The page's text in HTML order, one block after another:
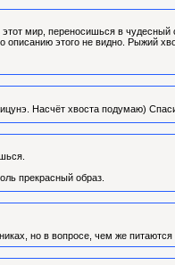
мир, переносишься в чудесный
этого не видно. Рыжий
Насчёт хвоста подумаю)
прекрасный образ.
но в вопросе, чем же питаются